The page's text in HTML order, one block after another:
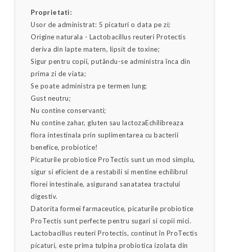
Proprietati:
Usor de administrat: 5 picaturi o data pe zi;
Origine naturala - Lactobacillus reuteri Protectis
deriva din lapte matern, lipsit de toxine;
Sigur pentru copii, putându-se administra înca din
prima zi de viata;
Se poate administra pe termen lung;
Gust neutru;
Nu contine conservanti;
Nu contine zahar, gluten sau lactozaEchilibreaza
flora intestinala prin suplimentarea cu bacterii
benefice, probiotice!
Picaturile probiotice ProTectis sunt un mod simplu,
sigur si eficient de a restabili si mentine echilibrul
florei intestinale, asigurand sanatatea tractului
digestiv.
Datorita formei farmaceutice, picaturile probiotice
ProTectis sunt perfecte pentru sugari si copii mici.
Lactobacillus reuteri Protectis, continut în ProTectis
picaturi, este prima tulpina probiotica izolata din